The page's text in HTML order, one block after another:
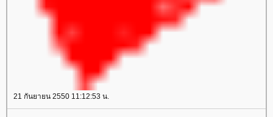
21 กันยายน 2550 11:12:53 น.